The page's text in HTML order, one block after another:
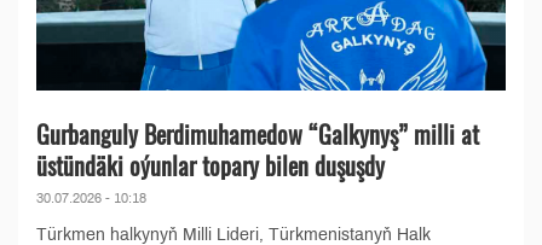
Gurbanguly Berdimuhamedow “Galkynyş” milli at
üstündäki oýunlar topary bilen duşuşdy
30.07.2026 - 10:18
Türkmen halkynyň Milli Lideri, Türkmenistanyň Halk